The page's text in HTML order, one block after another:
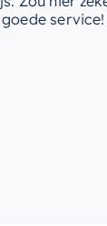
service!